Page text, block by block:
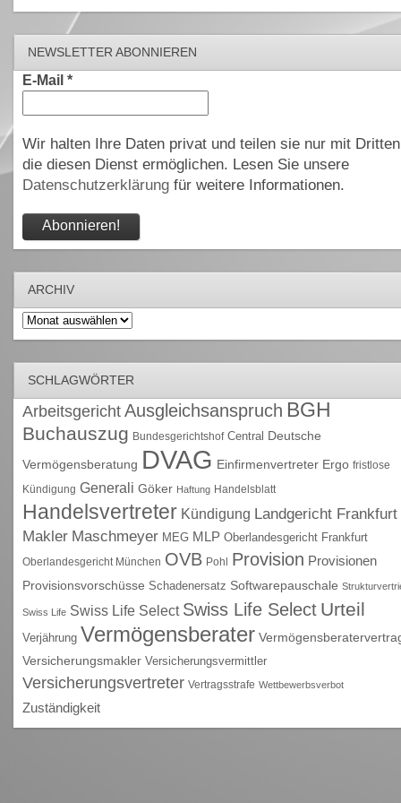
NEWSLETTER ABONNIEREN
E-Mail *
Wir halten Ihre Daten privat und teilen sie nur mit
die diesen Dienst ermöglichen. Lesen Sie unsere
Datenschutzerklärungfür weitere Informationen.
ARCHIV
Archiv
SCHLAGWÖRTER
Arbeitsgericht Ausgleichsanspruch BGH
Buchauszug Bundesgerichtshof Central Deutsche
Vermögensberatung DVAG Einfirmenvertreter Ergo fristlose
Kündigung Generali Göker Haftung Handelsblatt
Handelsvertreter Kündigung Landgericht Frankfurt
Makler Maschmeyer MEG MLP Oberlandesgericht Frankfurt
Oberlandesgericht München OVB Pohl Provision Provisionen
Provisionsvorschüsse Schadenersatz Softwarepauschale
Swiss Life Swiss Life Select Swiss Life Select Urteil
Verjährung Vermögensberater
Versicherungsmakler Versicherungsvermittler
Versicherungsvertreter Vertragsstrafe Wettbewerbsverbot
Zuständigkeit